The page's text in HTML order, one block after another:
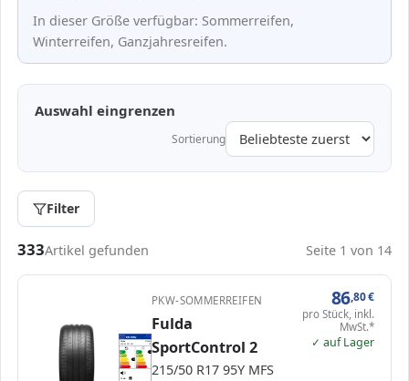
In dieser Größe verfügbar: Sommerreifen,
Winterreifen, Ganzjahresreifen.
Auswahl eingrenzen
Sortierung
Filter
Passende Reifen in 215/50 R17
333Artikel gefunden Seite 1 von 14
ENERG 612762
Fulda 579484
215/50 R17 95Y C1
A
B
C C
D
E
A A
B
C
D
E
71 dB
PKW-SOMMERREIFEN
Fulda
SportControl 2
215/50 R17 95Y MFS
86,80€
pro Stück, inkl.
MwSt.*
✓ auf Lager